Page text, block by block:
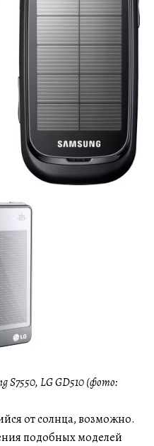
S7550, LG GD510 (фото:
от солнца, возможно.
подобных моделей